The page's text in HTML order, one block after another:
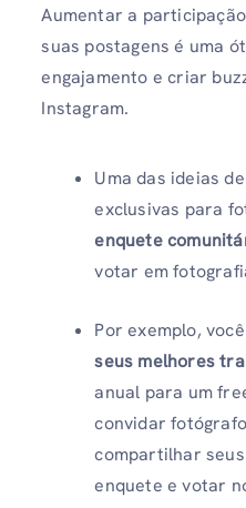
Aumentar a
suas postagens é uma
engajamento e criar
Instagram.
Uma das ideias
exclusivas para
enquete
votar em
Por exemplo,
seus melhores
anual para um
convidar
compartilhar
enquete e votar